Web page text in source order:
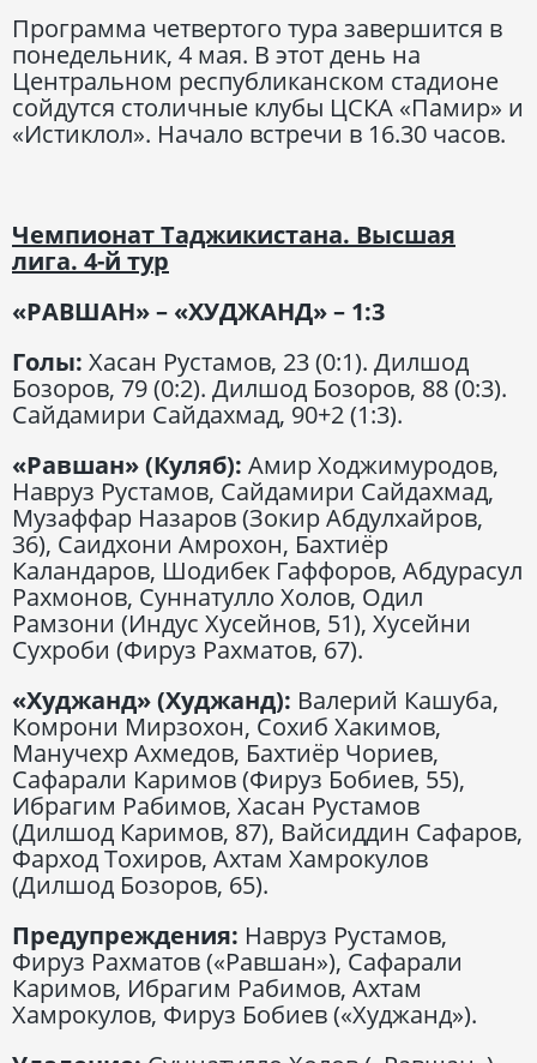
Программа четвертого тура завершится в
понедельник, 4 мая. В этот день на
Центральном республиканском стадионе
сойдутся столичные клубы ЦСКА «Памир» и
«Истиклол». Начало встречи в 16.30 часов.
Чемпионат Таджикистана. Высшая
лига. 4-й тур
«РАВШАН» – «ХУДЖАНД» – 1:3
Голы: Хасан Рустамов, 23 (0:1). Дилшод
Бозоров, 79 (0:2). Дилшод Бозоров, 88 (0:3).
Сайдамири Сайдахмад, 90+2 (1:3).
«Равшан» (Куляб): Амир Ходжимуродов,
Навруз Рустамов, Сайдамири Сайдахмад,
Музаффар Назаров (Зокир Абдулхайров,
36), Саидхони Амрохон, Бахтиёр
Каландаров, Шодибек Гаффоров, Абдурасул
Рахмонов, Суннатулло Холов, Одил
Рамзони (Индус Хусейнов, 51), Хусейни
Сухроби (Фируз Рахматов, 67).
«Худжанд» (Худжанд): Валерий Кашуба,
Комрони Мирзохон, Сохиб Хакимов,
Манучехр Ахмедов, Бахтиёр Чориев,
Сафарали Каримов (Фируз Бобиев, 55),
Ибрагим Рабимов, Хасан Рустамов
(Дилшод Каримов, 87), Вайсиддин Сафаров,
Фарход Тохиров, Ахтам Хамрокулов
(Дилшод Бозоров, 65).
Предупреждения: Навруз Рустамов,
Фируз Рахматов («Равшан»), Сафарали
Каримов, Ибрагим Рабимов, Ахтам
Хамрокулов, Фируз Бобиев («Худжанд»).